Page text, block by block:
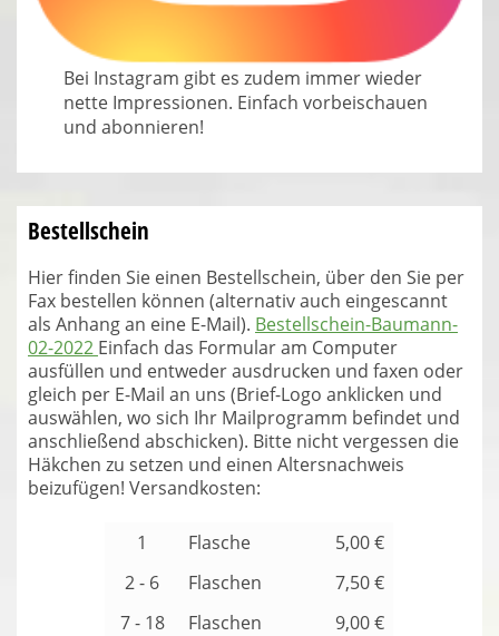
Bei Instagram gibt es zudem immer wieder
nette Impressionen. Einfach vorbeischauen
und abonnieren!
Bestellschein
Hier finden Sie einen Bestellschein, über den Sie per
Fax bestellen können (alternativ auch eingescannt
als Anhang an eine E-Mail). Bestellschein-Baumann-
02-2022 Einfach das Formular am Computer
ausfüllen und entweder ausdrucken und faxen oder
gleich per E-Mail an uns (Brief-Logo anklicken und
auswählen, wo sich Ihr Mailprogramm befindet und
anschließend abschicken). Bitte nicht vergessen die
Häkchen zu setzen und einen Altersnachweis
beizufügen! Versandkosten:
1 Flasche
5,00 €
2 - 6
Flaschen
7,50 €
7 - 18
Flaschen
9,00 €